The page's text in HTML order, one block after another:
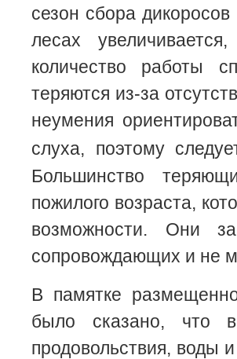
сезон сбора
лесах
количество работы
теряются из-за
неумения
слуха, поэтому
Большинство
пожилого возраста,
возможности. Они
сопровождающих и не
В памятке
было сказано, что
продовольствия, воды